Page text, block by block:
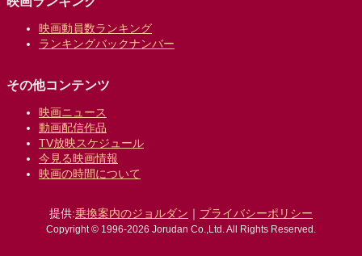
映画動員数ランキング
ランキングバックナンバー
その他コンテンツ
映画ニュース
動画配信作品
TV放映スケジュール
今見る映画情報
映画の時間について
提供:乗換案内のジョルダン ｜ プライバシーポリシー
Copyright © 1996-2026 Jorudan Co.,Ltd. All Rights Reserved.